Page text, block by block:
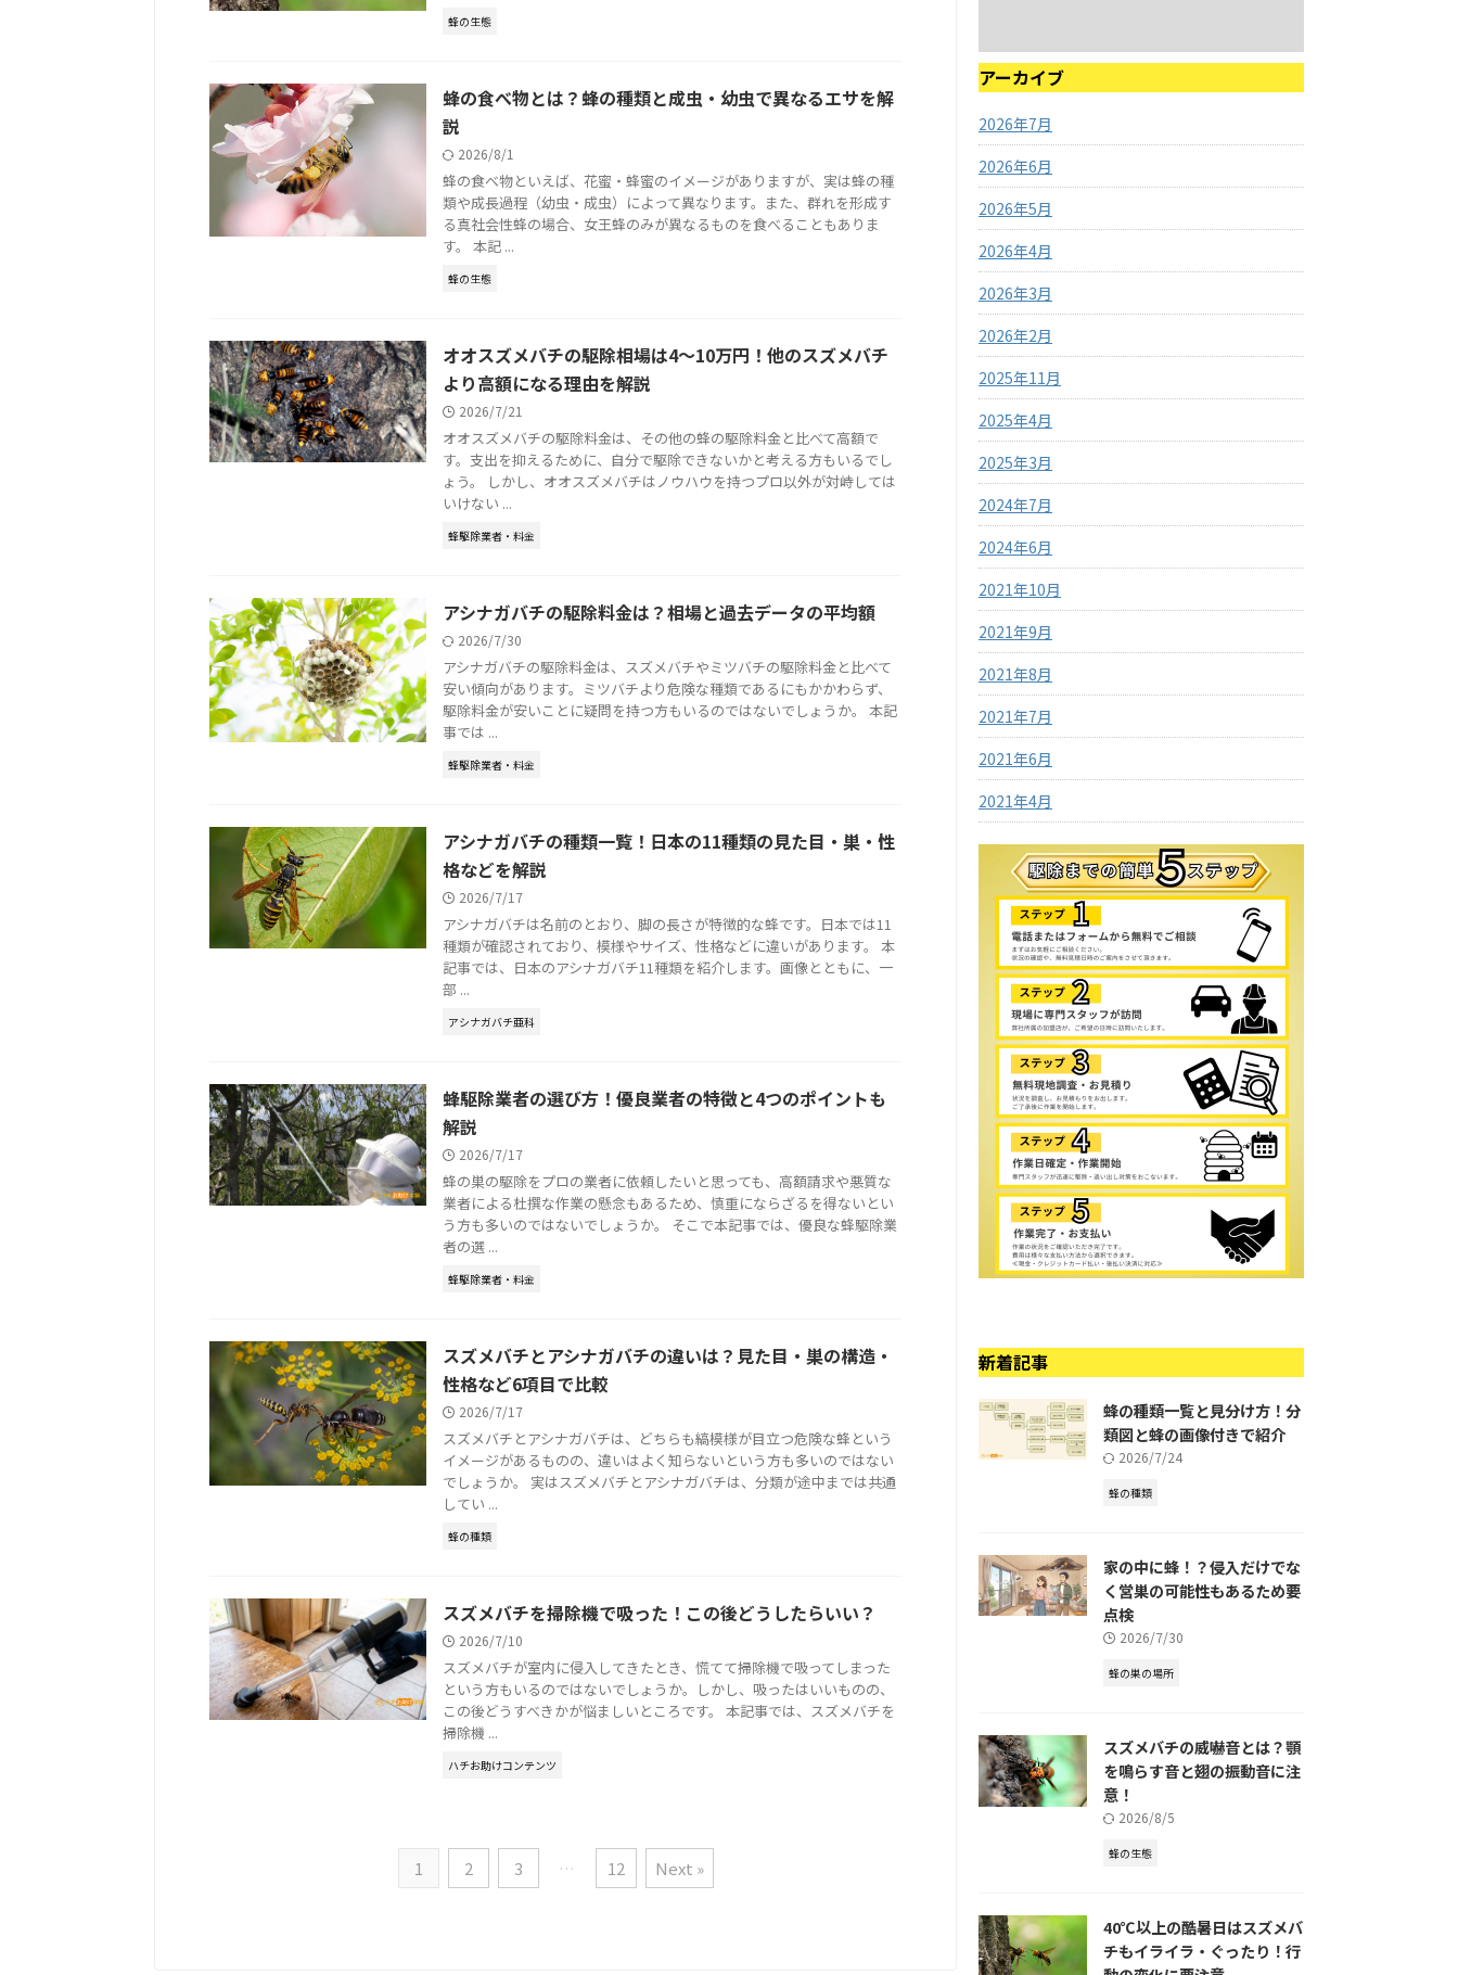
蜂の生態
蜂の食べ物とは？蜂の種類と成虫・幼虫で異なるエサを解
説
2026/8/1
蜂の食べ物といえば、花蜜・蜂蜜のイメージがありますが、実は蜂の種
類や成長過程（幼虫・成虫）によって異なります。また、群れを形成す
る真社会性蜂の場合、女王蜂のみが異なるものを食べることもありま
す。 本記 ...
蜂の生態
オオスズメバチの駆除相場は4～10万円！他のスズメバチ
より高額になる理由を解説
2026/7/21
オオスズメバチの駆除料金は、その他の蜂の駆除料金と比べて高額で
す。支出を抑えるために、自分で駆除できないかと考える方もいるでし
ょう。 しかし、オオスズメバチはノウハウを持つプロ以外が対峙しては
いけない ...
蜂駆除業者・料金
アシナガバチの駆除料金は？相場と過去データの平均額
2026/7/30
アシナガバチの駆除料金は、スズメバチやミツバチの駆除料金と比べて
安い傾向があります。ミツバチより危険な種類であるにもかかわらず、
駆除料金が安いことに疑問を持つ方もいるのではないでしょうか。 本記
事では ...
蜂駆除業者・料金
アシナガバチの種類一覧！日本の11種類の見た目・巣・性
格などを解説
2026/7/17
アシナガバチは名前のとおり、脚の長さが特徴的な蜂です。日本では11
種類が確認されており、模様やサイズ、性格などに違いがあります。 本
記事では、日本のアシナガバチ11種類を紹介します。画像とともに、一
部 ...
アシナガバチ亜科
蜂駆除業者の選び方！優良業者の特徴と4つのポイントも
解説
2026/7/17
蜂の巣の駆除をプロの業者に依頼したいと思っても、高額請求や悪質な
業者による杜撰な作業の懸念もあるため、慎重にならざるを得ないとい
う方も多いのではないでしょうか。 そこで本記事では、優良な蜂駆除業
者の選 ...
蜂駆除業者・料金
スズメバチとアシナガバチの違いは？見た目・巣の構造・
性格など6項目で比較
2026/7/17
スズメバチとアシナガバチは、どちらも縞模様が目立つ危険な蜂という
イメージがあるものの、違いはよく知らないという方も多いのではない
でしょうか。 実はスズメバチとアシナガバチは、分類が途中までは共通
してい ...
蜂の種類
スズメバチを掃除機で吸った！この後どうしたらいい？
2026/7/10
スズメバチが室内に侵入してきたとき、慌てて掃除機で吸ってしまった
という方もいるのではないでしょうか。しかし、吸ったはいいものの、
この後どうすべきかが悩ましいところです。 本記事では、スズメバチを
掃除機 ...
ハチお助けコンテンツ
1 2 3 … 12 Next »
アーカイブ
2026年7月
2026年6月
2026年5月
2026年4月
2026年3月
2026年2月
2025年11月
2025年4月
2025年3月
2024年7月
2024年6月
2021年10月
2021年9月
2021年8月
2021年7月
2021年6月
2021年4月
新着記事
蜂の種類一覧と見分け方！分
類図と蜂の画像付きで紹介
2026/7/24
蜂の種類
家の中に蜂！？侵入だけでな
く営巣の可能性もあるため要
点検
2026/7/30
蜂の巣の場所
スズメバチの威嚇音とは？顎
を鳴らす音と翅の振動音に注
意！
2026/8/5
蜂の生態
40℃以上の酷暑日はスズメバ
チもイライラ・ぐったり！行